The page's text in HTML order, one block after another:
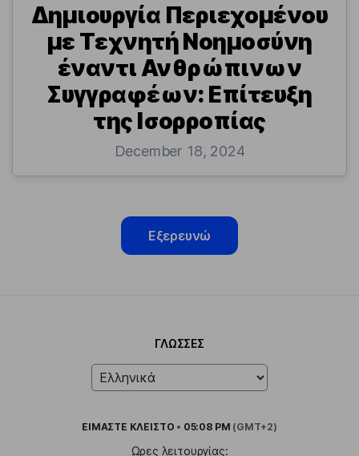
Δημιουργία Περιεχομένου
με Τεχνητή Νοημοσύνη
έναντι Ανθρώπινων
Συγγραφέων: Επίτευξη
της Ισορροπίας
December 18, 2024
Εξερευνώ
ΓΛΏΣΣΕΣ
ΕΙΜΑΣΤΕ ΚΛΕΙΣΤΟ • 05:08 PM (GMT+2)
Ωρες λειτουργίας: